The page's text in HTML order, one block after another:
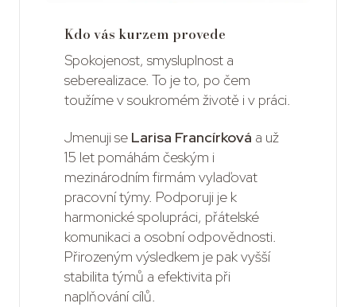
Kdo vás kurzem provede
Spokojenost, smysluplnost a
seberealizace. To je to, po čem
toužíme v soukromém životě i v práci.
Jmenuji se Larisa Francírková a už
15 let pomáhám českým i
mezinárodním firmám vylaďovat
pracovní týmy. Podporuji je k
harmonické spolupráci, přátelské
komunikaci a osobní odpovědnosti.
Přirozeným výsledkem je pak vyšší
stabilita týmů a efektivita při
naplňování cílů.